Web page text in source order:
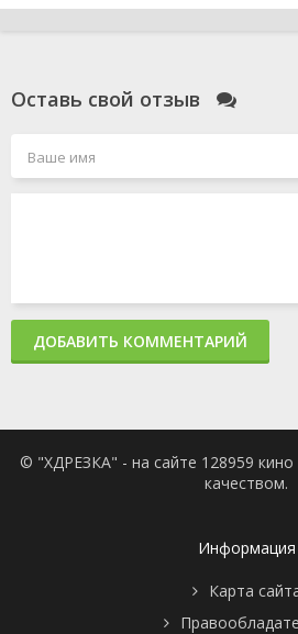
Оставь свой отзыв
ДОБАВИТЬ КОММЕНТАРИЙ
© "ХДРЕЗКА" - на сайте 128959
качеством.
Информация
Карта